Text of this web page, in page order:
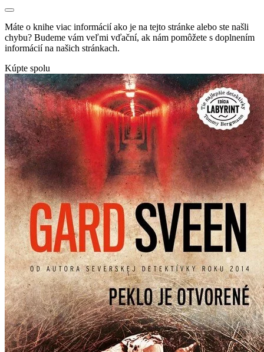
Máte o knihe viac informácií ako je na tejto stránke alebo ste našli
chybu? Budeme vám veľmi vďační, ak nám pomôžete s doplnením
informácií na našich stránkach.
Kúpte spolu